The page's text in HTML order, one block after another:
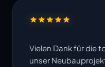
Vielen Dank für die
unser